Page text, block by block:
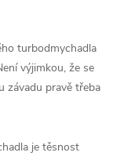
turbodmychadla
výjimkou, že se
závadu pravě třeba
je těsnost